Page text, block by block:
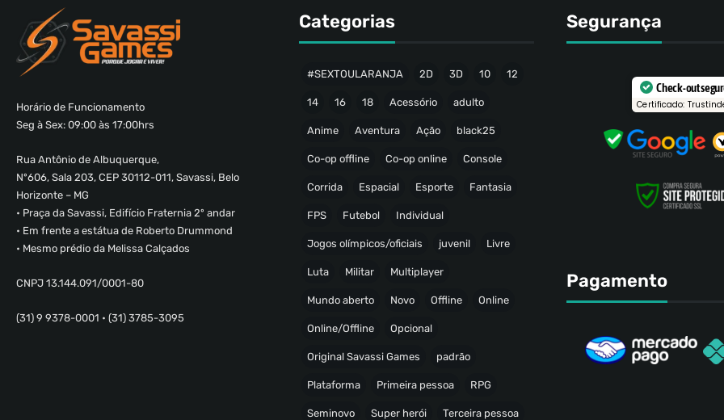
Horário de Funcionamento
Seg à Sex: 09:00 às 17:00hrs
Rua Antônio de Albuquerque,
Nº606, Sala 203, CEP 30112-011, Savassi, Belo
Horizonte – MG
• Praça da Savassi, Edifício Fraternia 2º andar
• Em frente a estátua de Roberto Drummond
• Mesmo prédio da Melissa Calçados
CNPJ 13.144.091/0001-80
(31) 9 9378-0001 • (31) 3785-3095
Categorias
#SEXTOULARANJA 2D 3D 10 12
14 16 18 Acessório adulto
Anime Aventura Ação black25
Co-op offline Co-op online Console
Corrida Espacial Esporte Fantasia
FPS Futebol Individual
Jogos olímpicos/oficiais juvenil Livre
Luta Militar Multiplayer
Mundo aberto Novo Offline Online
Online/Offline Opcional
Original Savassi Games padrão
Plataforma Primeira pessoa RPG
Seminovo Super herói Terceira pessoa
Segurança
Check-out
Certificado:
Pagamento